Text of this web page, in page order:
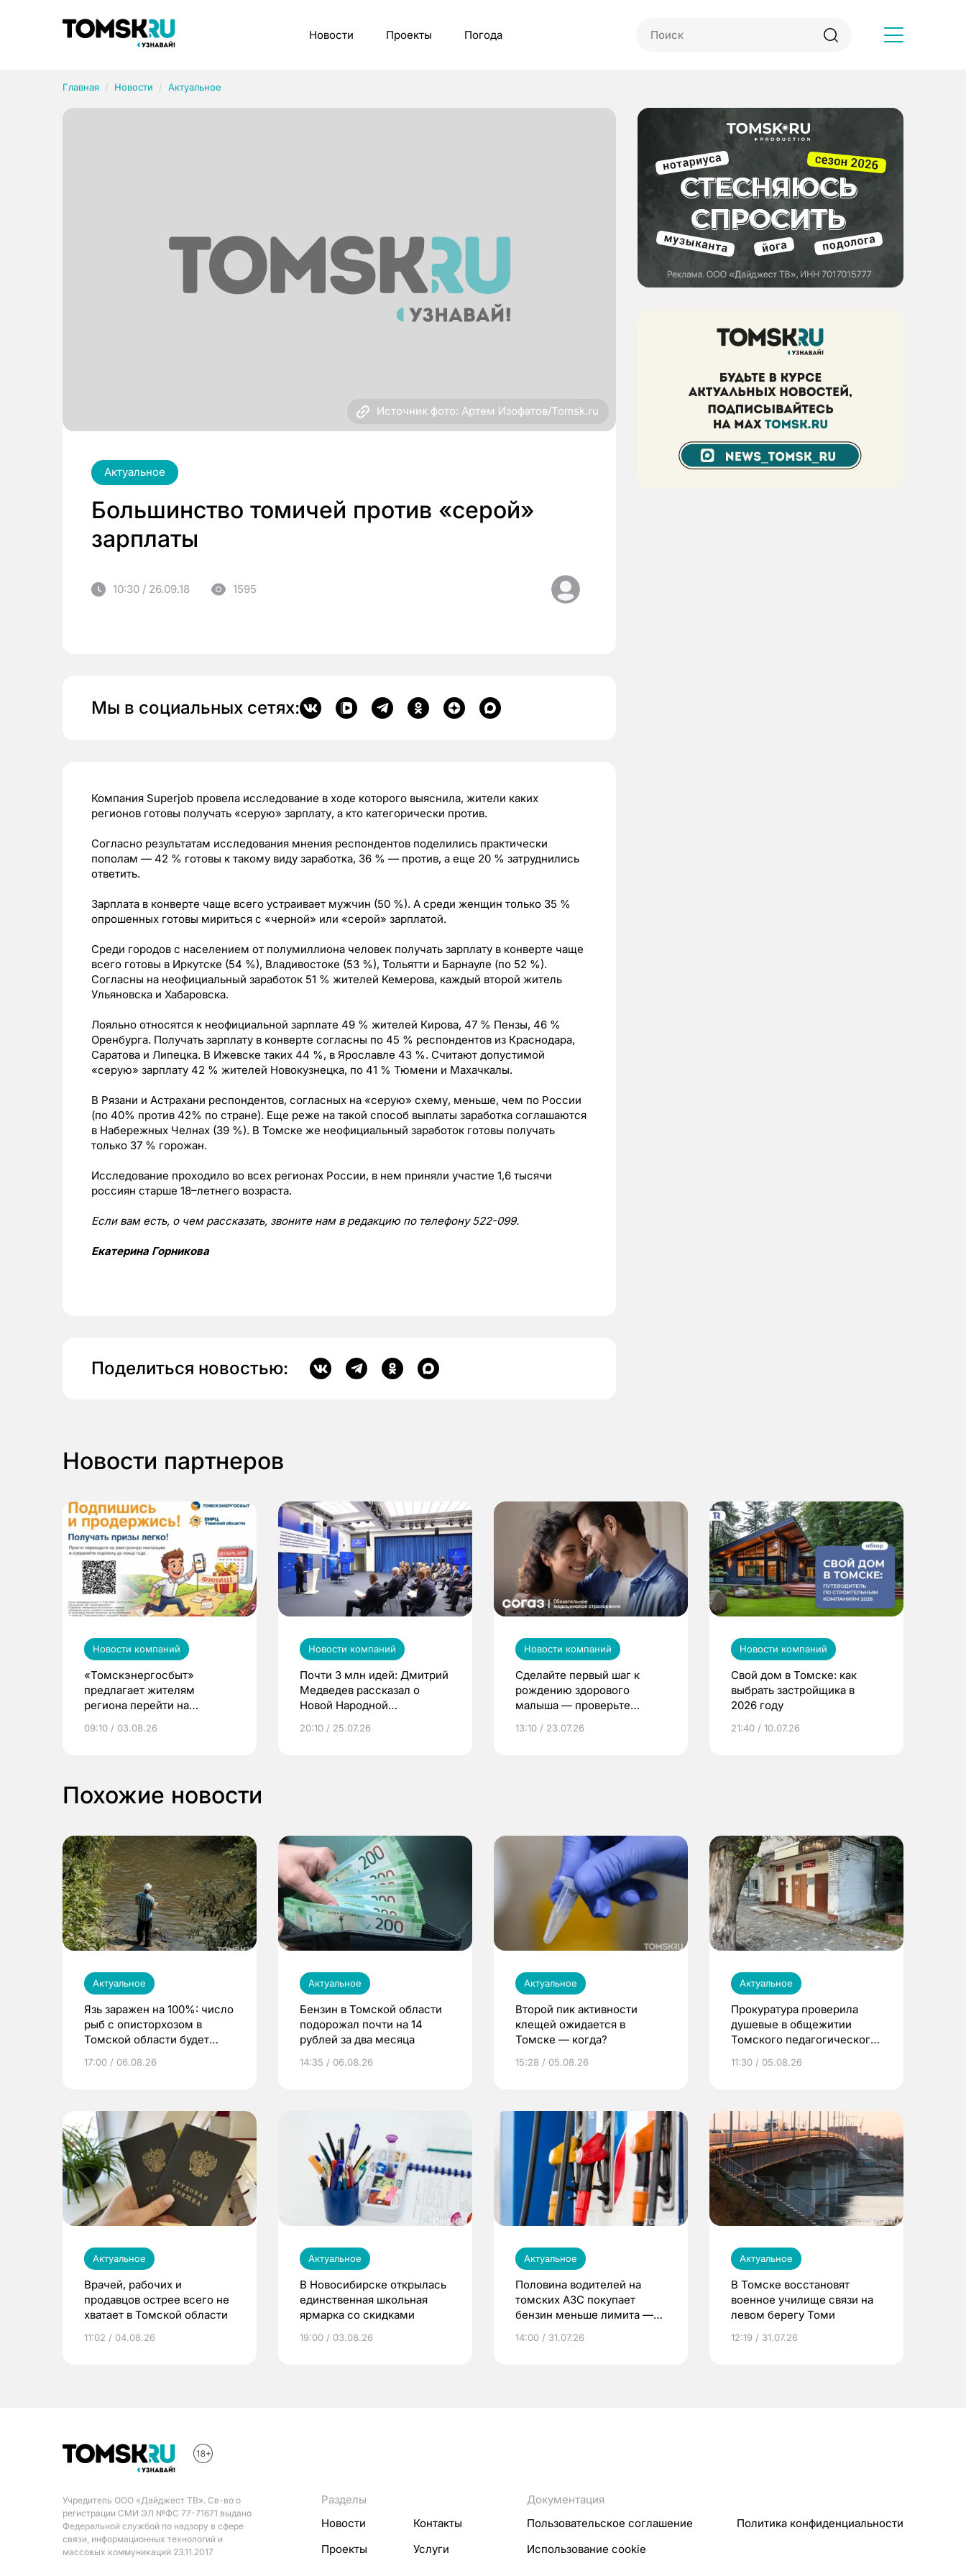
Новости Проекты Погода
Главная Новости Актуальное
Источник фото: Артем Изофатов/Tomsk.ru
Актуальное
Большинство томичей против «серой»
зарплаты
10:30 / 26.09.18 1595
Мы в социальных сетях:
Компания Superjob провела исследование в ходе которого выяснила, жители каких
регионов готовы получать «серую» зарплату, а кто категорически против.
Согласно результатам исследования мнения респондентов поделились практически
пополам — 42 % готовы к такому виду заработка, 36 % — против, а еще 20 % затруднились
ответить.
Зарплата в конверте чаще всего устраивает мужчин (50 %). А среди женщин только 35 %
опрошенных готовы мириться с «черной» или «серой» зарплатой.
Среди городов с населением от полумиллиона человек получать зарплату в конверте чаще
всего готовы в Иркутске (54 %), Владивостоке (53 %), Тольятти и Барнауле (по 52 %).
Согласны на неофициальный заработок 51 % жителей Кемерова, каждый второй житель
Ульяновска и Хабаровска.
Лояльно относятся к неофициальной зарплате 49 % жителей Кирова, 47 % Пензы, 46 %
Оренбурга. Получать зарплату в конверте согласны по 45 % респондентов из Краснодара,
Саратова и Липецка. В Ижевске таких 44 %, в Ярославле 43 %. Считают допустимой
«серую» зарплату 42 % жителей Новокузнецка, по 41 % Тюмени и Махачкалы.
В Рязани и Астрахани респондентов, согласных на «серую» схему, меньше, чем по России
(по 40% против 42% по стране). Еще реже на такой способ выплаты заработка соглашаются
в Набережных Челнах (39 %). В Томске же неофициальный заработок готовы получать
только 37 % горожан.
Исследование проходило во всех регионах России, в нем приняли участие 1,6 тысячи
россиян старше 18–летнего возраста.
Если вам есть, о чем рассказать, звоните нам в редакцию по телефону 522-099.
Екатерина Горникова
Поделиться новостью:
Новости партнеров
Новости компаний
«Томскэнергосбыт»
предлагает жителям
региона перейти на
выиграть призы
09:10 / 03.08.26
Новости компаний
Почти 3 млн идей: Дмитрий
Медведев рассказал о
Новой Народной
20:10 / 25.07.26
Новости компаний
Сделайте первый шаг к
рождению здорового
малыша — проверьте
по ОМС!
13:10 / 23.07.26
Новости компаний
Свой дом в Томске: как
выбрать застройщика в
2026 году
21:40 / 10.07.26
Похожие новости
Актуальное
Язь заражен на 100%: число
рыб с описторхозом в
Томской области будет
17:00 / 06.08.26
Актуальное
Бензин в Томской области
подорожал почти на 14
рублей за два месяца
14:35 / 06.08.26
Актуальное
Второй пик активности
клещей ожидается в
Томске — когда?
15:28 / 05.08.26
Актуальное
Прокуратура проверила
душевые в общежитии
Томского педагогического
11:30 / 05.08.26
Актуальное
Врачей, рабочих и
продавцов острее всего не
хватает в Томской области
11:02 / 04.08.26
Актуальное
В Новосибирске открылась
единственная школьная
ярмарка со скидками
19:00 / 03.08.26
Актуальное
Половина водителей на
томских АЗС покупает
бензин меньше лимита —
14:00 / 31.07.26
Актуальное
В Томске восстановят
военное училище связи на
левом берегу Томи
12:19 / 31.07.26
Учредитель ООО «Дайджест ТВ». Св-во о
регистрации СМИ ЭЛ №ФС 77-71671 выдано
Федеральной службой по надзору в сфере
связи, информационных технологий и
массовых коммуникаций 23.11.2017
Разделы
Новости
Контакты
Проекты
Услуги
Документация
Пользовательское соглашение
Политика конфиденциальности
Использование cookie
Рубрики